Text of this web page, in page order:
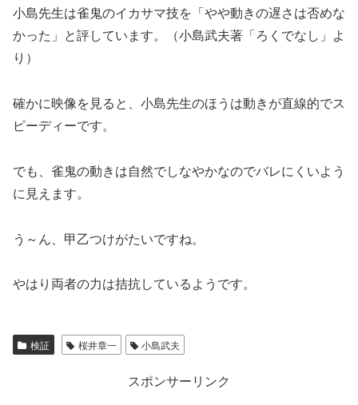
小島先生は雀鬼のイカサマ技を「やや動きの遅さは否めな
かった」と評しています。（小島武夫著「ろくでなし」よ
り）
確かに映像を見ると、小島先生のほうは動きが直線的でス
ピーディーです。
でも、雀鬼の動きは自然でしなやかなのでバレにくいよう
に見えます。
う～ん、甲乙つけがたいですね。
やはり両者の力は拮抗しているようです。
検証 桜井章一 小島武夫
スポンサーリンク